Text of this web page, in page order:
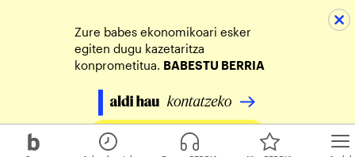
Zure babes ekonomikoari esker
egiten dugu kazetaritza
konprometitua. BABESTU BERRIA
Egin zure ekarpena